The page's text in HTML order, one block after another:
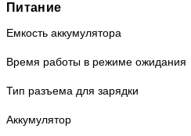
Питание
Емкость аккумулятора
Время работы в режиме ожидания
Тип разъема для зарядки
Аккумулятор